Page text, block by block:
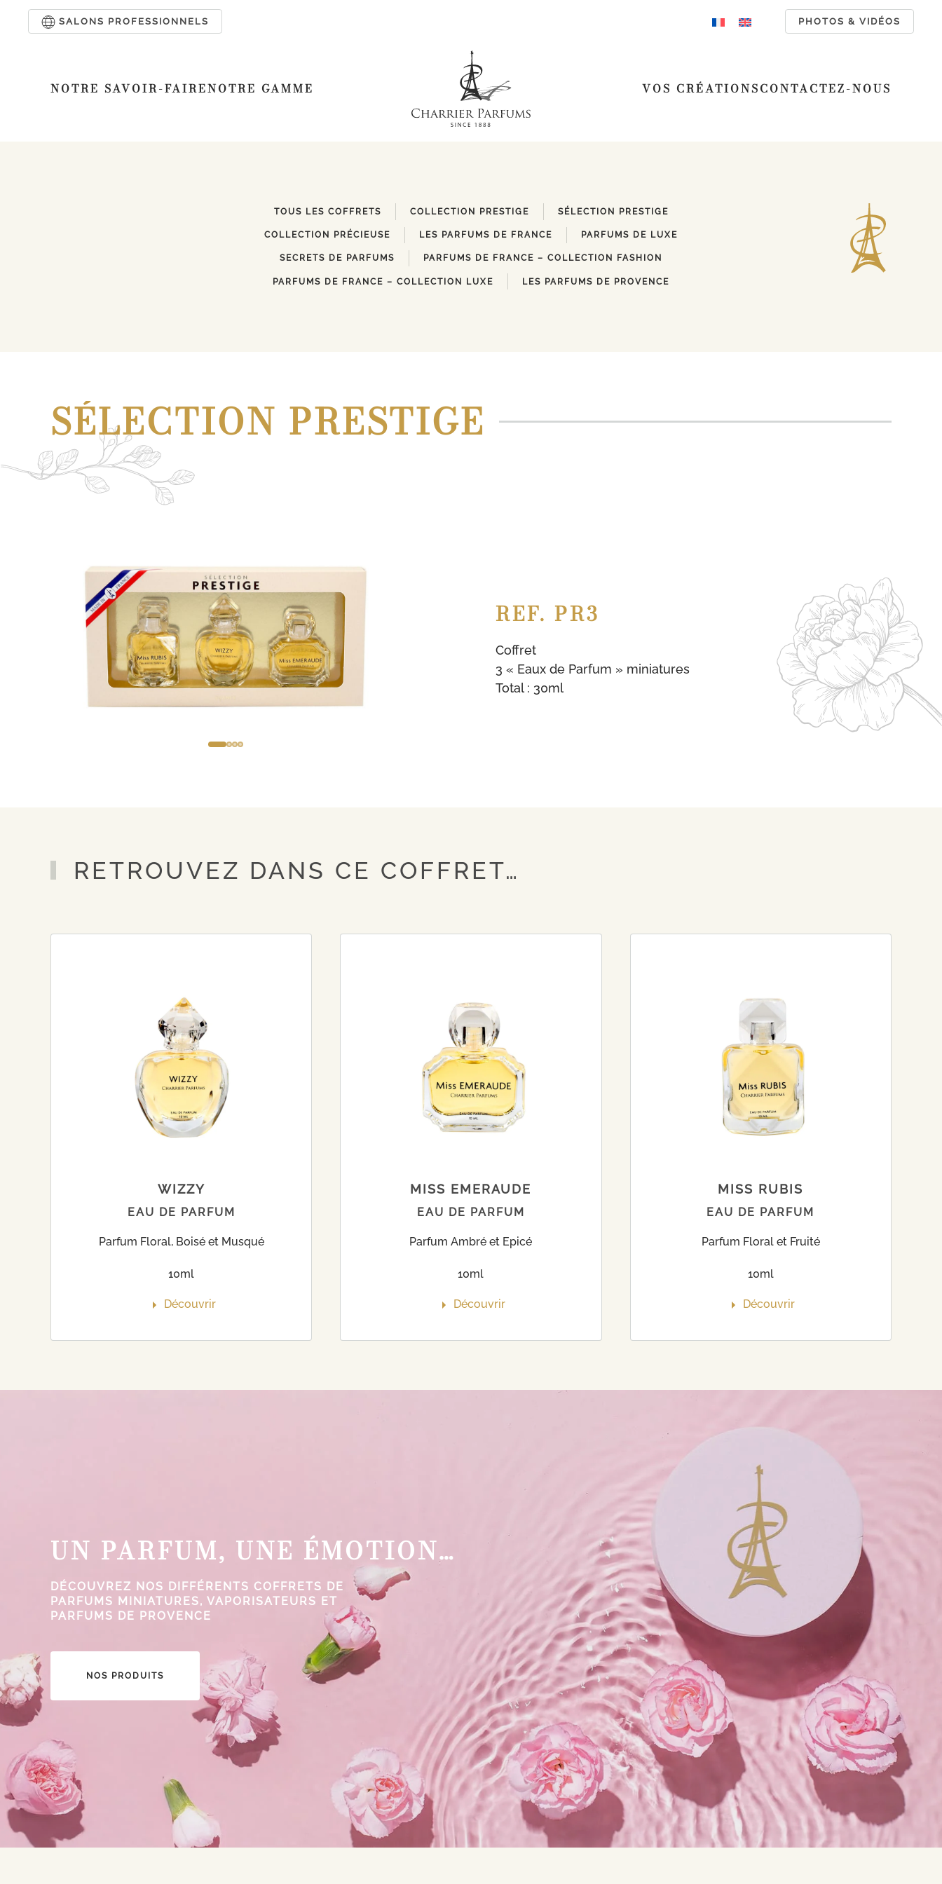
SALONS PROFESSIONNELS PHOTOS & VIDÉOS
NOTRE SAVOIR-FAIRENOTRE GAMME VOS CRÉATIONSCONTACTEZ-NOUS
TOUS LES COFFRETS COLLECTION PRESTIGE SÉLECTION PRESTIGE
COLLECTION PRÉCIEUSE LES PARFUMS DE FRANCE PARFUMS DE LUXE
SECRETS DE PARFUMS PARFUMS DE FRANCE – COLLECTION FASHION
PARFUMS DE FRANCE – COLLECTION LUXE LES PARFUMS DE PROVENCE
SÉLECTION PRESTIGE
REF. PR3
Coffret
3 « Eaux de Parfum » miniatures
Total : 30ml
RETROUVEZ DANS CE COFFRET…
WIZZY
EAU DE PARFUM
Parfum Floral, Boisé et Musqué
10ml
Découvrir
MISS EMERAUDE
EAU DE PARFUM
Parfum Ambré et Epicé
10ml
Découvrir
MISS RUBIS
EAU DE PARFUM
Parfum Floral et Fruité
10ml
Découvrir
UN PARFUM, UNE ÉMOTION…
DÉCOUVREZ NOS DIFFÉRENTS COFFRETS DE
PARFUMS MINIATURES, VAPORISATEURS ET
PARFUMS DE PROVENCE
NOS PRODUITS